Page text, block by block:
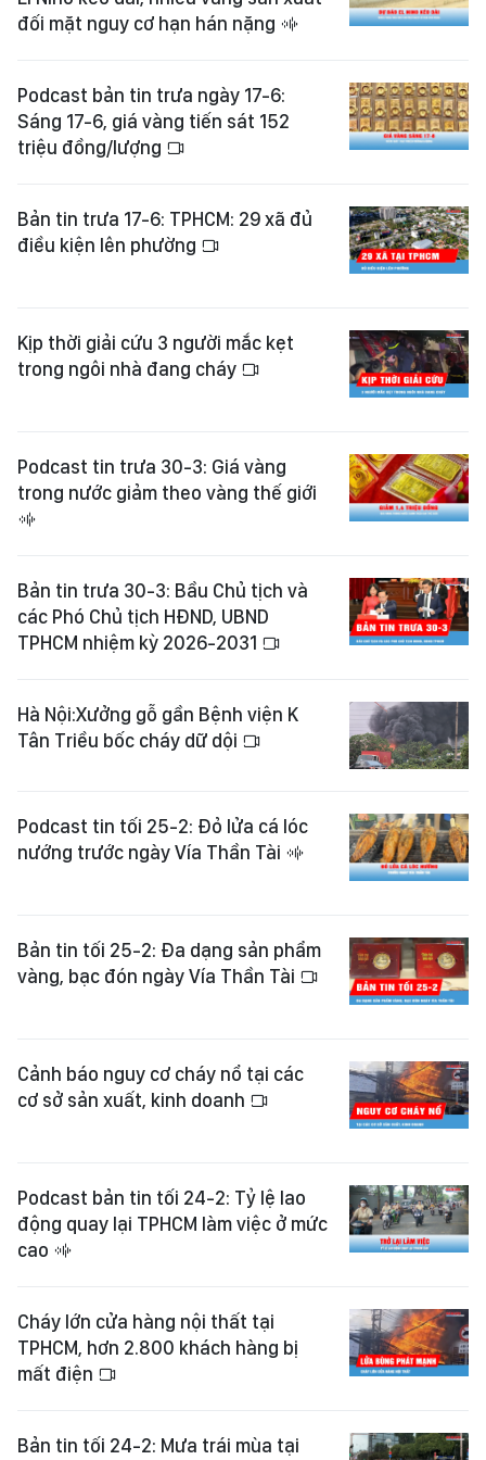
đối mặt nguy cơ hạn hán nặng
Podcast bản tin trưa ngày 17-6:
Sáng 17-6, giá vàng tiến sát 152
triệu đồng/lượng
Bản tin trưa 17-6: TPHCM: 29 xã đủ
điều kiện lên phường
Kịp thời giải cứu 3 người mắc kẹt
trong ngôi nhà đang cháy
Podcast tin trưa 30-3: Giá vàng
trong nước giảm theo vàng thế giới
Bản tin trưa 30-3: Bầu Chủ tịch và
các Phó Chủ tịch HĐND, UBND
TPHCM nhiệm kỳ 2026-2031
Hà Nội:Xưởng gỗ gần Bệnh viện K
Tân Triều bốc cháy dữ dội
Podcast tin tối 25-2: Đỏ lửa cá lóc
nướng trước ngày Vía Thần Tài
Bản tin tối 25-2: Đa dạng sản phẩm
vàng, bạc đón ngày Vía Thần Tài
Cảnh báo nguy cơ cháy nổ tại các
cơ sở sản xuất, kinh doanh
Podcast bản tin tối 24-2: Tỷ lệ lao
động quay lại TPHCM làm việc ở mức
cao
Cháy lớn cửa hàng nội thất tại
TPHCM, hơn 2.800 khách hàng bị
mất điện
Bản tin tối 24-2: Mưa trái mùa tại